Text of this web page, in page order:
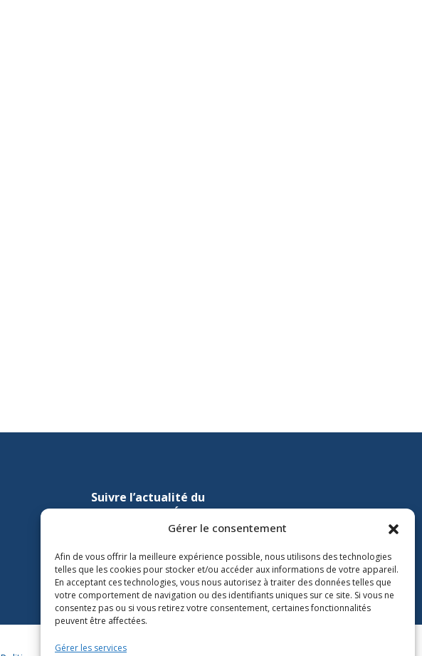
Gérer le consentement
Afin de vous offrir la meilleure expérience possible, nous utilisons des technologies
telles que les cookies pour stocker et/ou accéder aux informations de votre appareil.
En acceptant ces technologies, vous nous autorisez à traiter des données telles que
votre comportement de navigation ou des identifiants uniques sur ce site. Si vous ne
consentez pas ou si vous retirez votre consentement, certaines fonctionnalités
peuvent être affectées.
Gérer les services
Suivre l’actualité du
ministère de l’Éducation sur
Lien vers Youtube